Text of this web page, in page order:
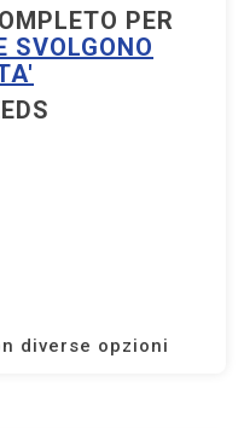
PER
SVOLGONO
diverse opzioni